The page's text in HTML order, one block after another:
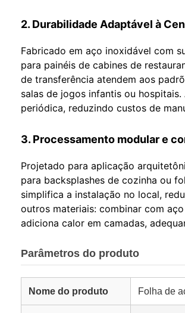
2. Durabilidade Adaptável à
Fabricado em aço inoxidável com
para painéis de cabines de
de transferência atendem aos
salas de jogos infantis ou
periódica, reduzindo custos de
3. Processamento modular e
Projetado para aplicação
para backsplashes de cozinha ou
simplifica a instalação no local,
outros materiais: combinar com
adiciona calor em camadas,
Parâmetros do produto
Nome do produto Folha de